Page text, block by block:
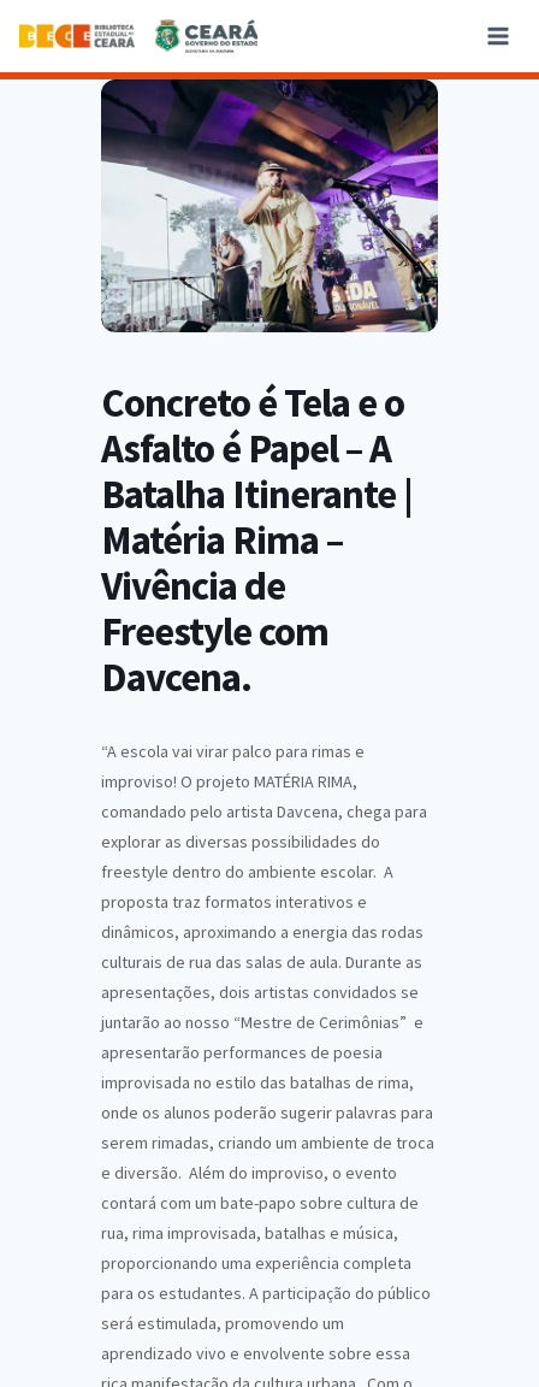
Concreto é Tela e o
Asfalto é Papel – A
Batalha Itinerante |
Matéria Rima –
Vivência de
Freestyle com
Davcena.
“A escola vai virar palco para rimas e
improviso! O projeto MATÉRIA RIMA,
comandado pelo artista Davcena, chega para
explorar as diversas possibilidades do
freestyle dentro do ambiente escolar. A
proposta traz formatos interativos e
dinâmicos, aproximando a energia das rodas
culturais de rua das salas de aula. Durante as
apresentações, dois artistas convidados se
juntarão ao nosso “Mestre de Cerimônias” e
apresentarão performances de poesia
improvisada no estilo das batalhas de rima,
onde os alunos poderão sugerir palavras para
serem rimadas, criando um ambiente de troca
e diversão. Além do improviso, o evento
contará com um bate-papo sobre cultura de
rua, rima improvisada, batalhas e música,
proporcionando uma experiência completa
para os estudantes. A participação do público
será estimulada, promovendo um
aprendizado vivo e envolvente sobre essa